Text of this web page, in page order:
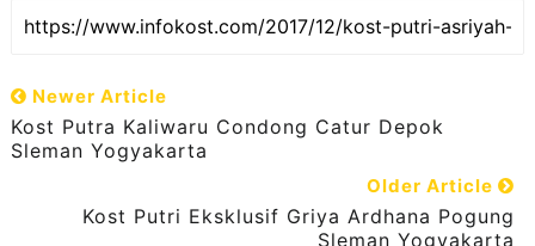
Newer Article
Kost Putra Kaliwaru Condong Catur Depok
Sleman Yogyakarta
Older Article
Kost Putri Eksklusif Griya Ardhana Pogung
Sleman Yogyakarta